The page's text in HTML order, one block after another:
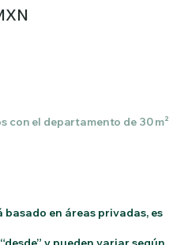
con el departamento de 30 m²
basado en áreas privadas, es